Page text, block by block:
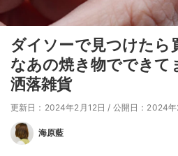
ダイソーで見つけたら
なあの焼き物でできて
洒落雑貨
更新日：2024年2月12日 / 公開日：2024年
海原藍